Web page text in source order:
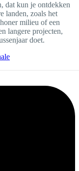
dat kun je ontdekken
landen, zoals het
milieu of een
langere projecten,
doet.